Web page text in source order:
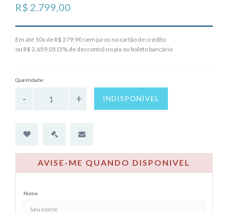
R$ 2.799,00
Em até 10x de R$ 279,90 sem juros no cartão de crédito
ou R$ 2.659,05 (5% de desconto) no pix ou boleto bancário
Quantidade:
INDISPONÍVEL
AVISE-ME QUANDO DISPONIVEL
Nome